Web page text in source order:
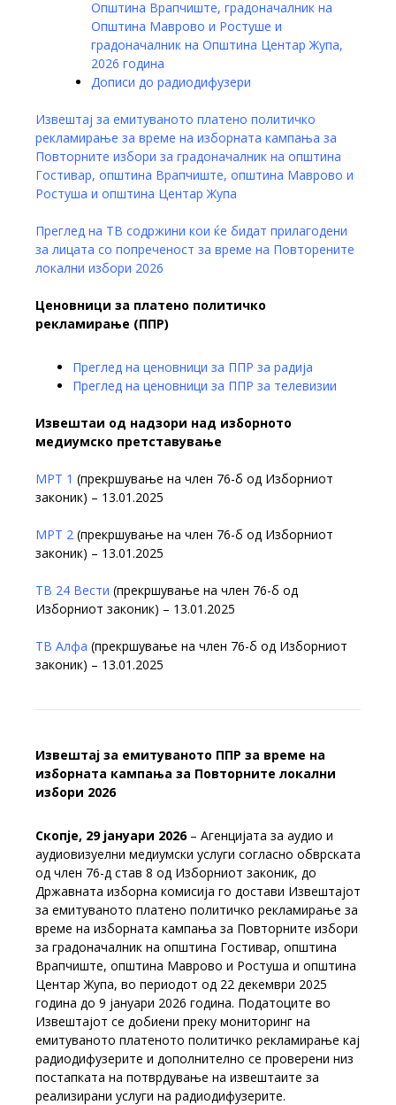
Општина Врапчиште, градоначалник на
Општина Маврово и Ростуше и
градоначалник на Општина Центар Жупа,
2026 година
Дописи до радиодифузери
Извештај за емитуваното платено политичко
рекламирање за време на изборната кампања за
Повторните избори за градоначалник на општина
Гостивар, општина Врапчиште, општина Маврово и
Ростуша и општина Центар Жупа
Преглед на ТВ содржини кои ќе бидат прилагодени
за лицата со попреченост за време на Повторените
локални избори 2026
Ценовници за платено политичко
рекламирање (ППР)
Преглед на ценовници за ППР за радија
Преглед на ценовници за ППР за телевизии
Извештаи од надзори над изборното
медиумско претставување
МРТ 1 (прекршување на член 76-б од Изборниот
законик) – 13.01.2025
МРТ 2 (прекршување на член 76-б од Изборниот
законик) – 13.01.2025
ТВ 24 Вести (прекршување на член 76-б од
Изборниот законик) – 13.01.2025
ТВ Алфа (прекршување на член 76-б од Изборниот
законик) – 13.01.2025
Извештај за емитуваното ППР за време на
изборната кампања за Повторните локални
избори 2026
Скопје, 29 јануари 2026– Агенцијата за аудио и
аудиовизуелни медиумски услуги согласно обврската
од член 76-д став 8 од Изборниот законик, до
Државната изборна комисија го достави Извештајот
за емитуваното платено политичко рекламирање за
време на изборната кампања за Повторните избори
за градоначалник на општина Гостивар, општина
Врапчиште, општина Маврово и Ростуша и општина
Центар Жупа, во периодот од 22 декември 2025
година до 9 јануари 2026 година. Податоците во
Извештајот се добиени преку мониторинг на
емитуваното платеното политичко рекламирање кај
радиодифузерите и дополнително се проверени низ
постапката на потврдување на извештаите за
реализирани услуги на радиодифузерите.